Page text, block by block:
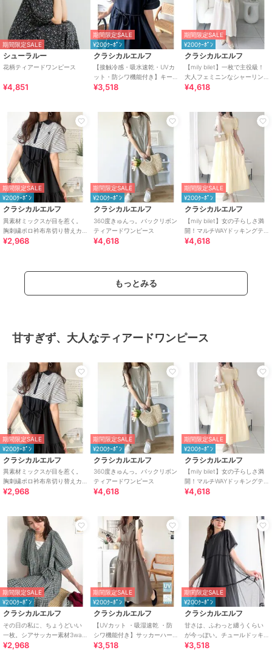
期間限定SALE
シューラルー
花柄ティアードワンピース
¥4,851
期間限定SALE
¥200ｸｰﾎﾟﾝ
クラシカルエルフ
【接触冷感・吸水速乾・UVカ
ット・防シワ機能付き】キー
ネックリボンティアードワン
¥3,518
期間限定SALE
¥200ｸｰﾎﾟﾝ
クラシカルエルフ
【mily bilet】一枚で主役級！
大人フェミニンなシャーリン
グフリルティアードワンピー
¥4,618
期間限定SALE
¥200ｸｰﾎﾟﾝ
クラシカルエルフ
異素材ミックスが目を惹く。
胸刺繍ポロ衿布帛切り替えカ
ットティアードワンピース
¥2,968
期間限定SALE
¥200ｸｰﾎﾟﾝ
クラシカルエルフ
360度きゅんっ。バックリボン
ティアードワンピース
¥4,618
期間限定SALE
¥200ｸｰﾎﾟﾝ
クラシカルエルフ
【mily bilet】女の子らしさ満
開！マルチWAYドッキングテ
ィアードワンピース
¥4,618
もっとみる
甘すぎず、大人なティアードワンピース
期間限定SALE
¥200ｸｰﾎﾟﾝ
クラシカルエルフ
異素材ミックスが目を惹く。
胸刺繍ポロ衿布帛切り替えカ
ットティアードワンピース
¥2,968
期間限定SALE
¥200ｸｰﾎﾟﾝ
クラシカルエルフ
360度きゅんっ。バックリボン
ティアードワンピース
¥4,618
期間限定SALE
¥200ｸｰﾎﾟﾝ
クラシカルエルフ
【mily bilet】女の子らしさ満
開！マルチWAYドッキングテ
ィアードワンピース
¥4,618
期間限定SALE
¥200ｸｰﾎﾟﾝ
クラシカルエルフ
その日の私に、ちょうどいい
一枚。シアサッカー素材3way
ティアードカシュクールロン
¥2,968
期間限定SALE
¥200ｸｰﾎﾟﾝ
クラシカルエルフ
【UVカット ・吸湿速乾 ・防
シワ機能付き】サッカーハー
フジップフレンチスリーブテ
¥3,518
期間限定SALE
¥200ｸｰﾎﾟﾝ
クラシカルエルフ
甘さは、ふわっと纏うくらい
が今っぽい。チュールドッキ
ングティアードロングワンピ
¥3,518